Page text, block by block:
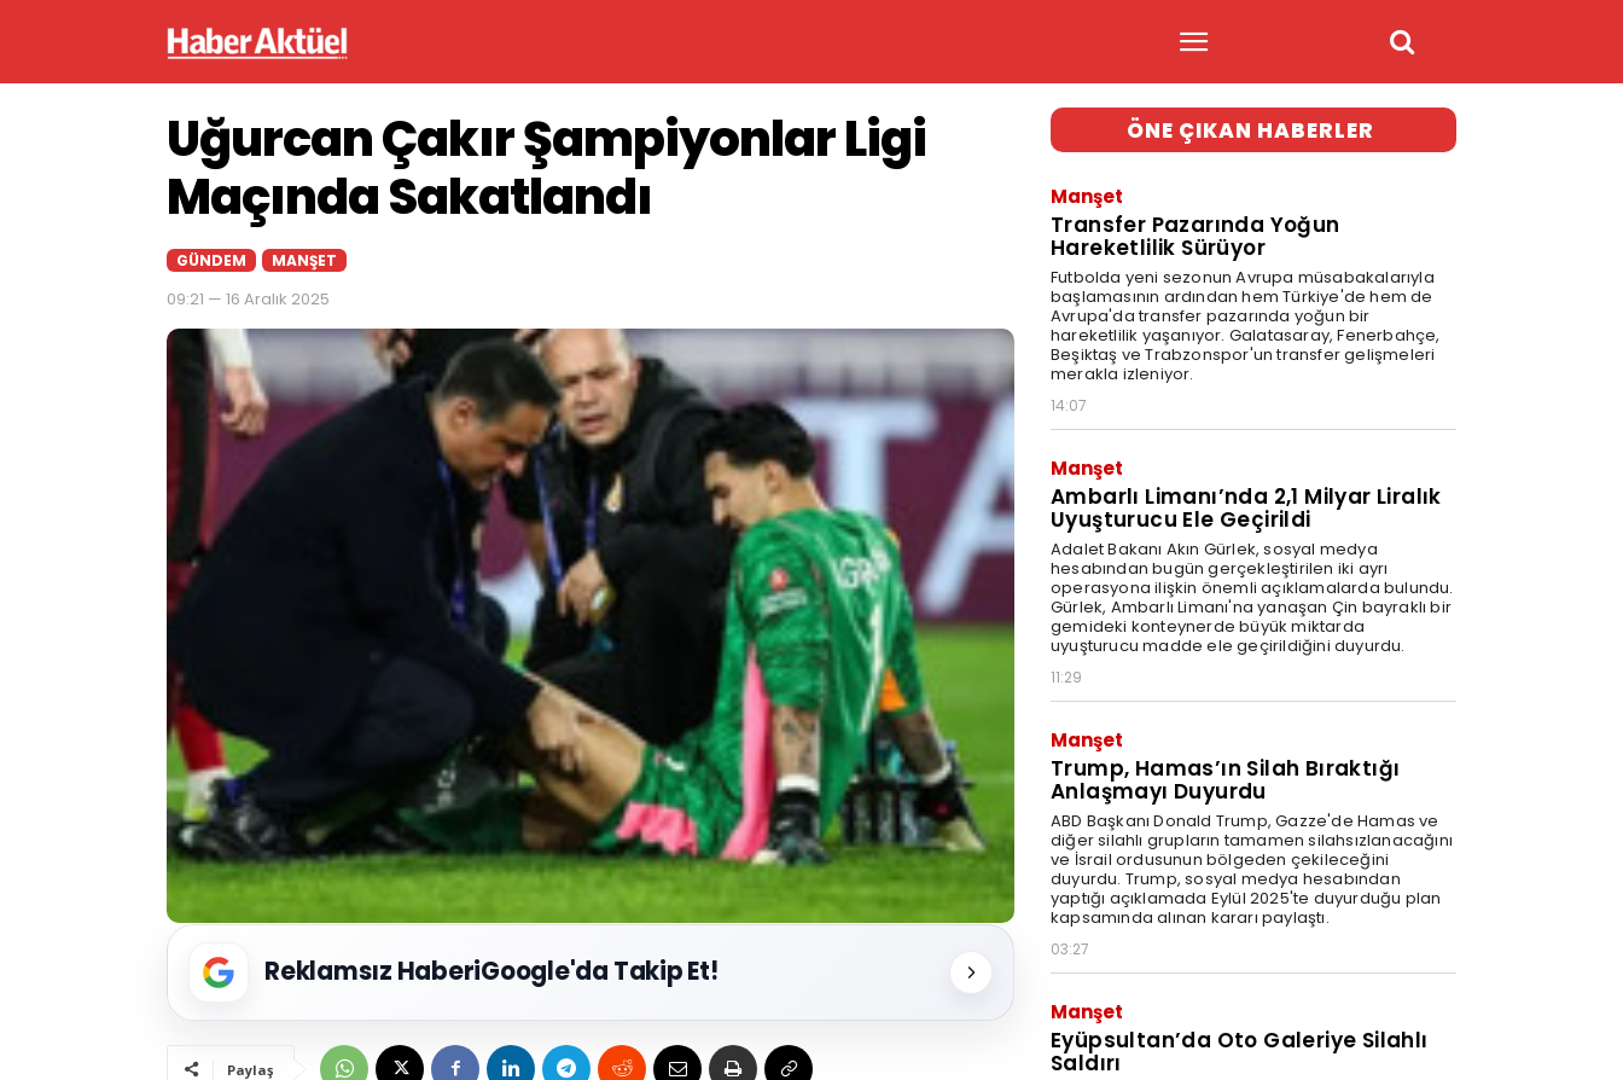
Uğurcan Çakır Şampiyonlar Ligi
Maçında Sakatlandı
GÜNDEM MANŞET
09:21 — 16 Aralık 2025
Reklamsız HaberiGoogle'da Takip Et!
Paylaş
ÖNE ÇIKAN HABERLER
Manşet
Transfer Pazarında Yoğun
Hareketlilik Sürüyor
Futbolda yeni sezonun Avrupa müsabakalarıyla
başlamasının ardından hem Türkiye'de hem de
Avrupa'da transfer pazarında yoğun bir
hareketlilik yaşanıyor. Galatasaray, Fenerbahçe,
Beşiktaş ve Trabzonspor'un transfer gelişmeleri
merakla izleniyor.
14:07
Manşet
Ambarlı Limanı’nda 2,1 Milyar Liralık
Uyuşturucu Ele Geçirildi
Adalet Bakanı Akın Gürlek, sosyal medya
hesabından bugün gerçekleştirilen iki ayrı
operasyona ilişkin önemli açıklamalarda bulundu.
Gürlek, Ambarlı Limanı'na yanaşan Çin bayraklı bir
gemideki konteynerde büyük miktarda
uyuşturucu madde ele geçirildiğini duyurdu.
11:29
Manşet
Trump, Hamas’ın Silah Bıraktığı
Anlaşmayı Duyurdu
ABD Başkanı Donald Trump, Gazze'de Hamas ve
diğer silahlı grupların tamamen silahsızlanacağını
ve İsrail ordusunun bölgeden çekileceğini
duyurdu. Trump, sosyal medya hesabından
yaptığı açıklamada Eylül 2025'te duyurduğu plan
kapsamında alınan kararı paylaştı.
03:27
Manşet
Eyüpsultan’da Oto Galeriye Silahlı
Saldırı